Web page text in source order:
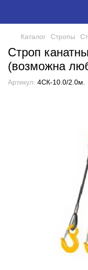
Каталог Стропы
Строп
(возможна
Артикул: 4СК-10.0/2.0м.